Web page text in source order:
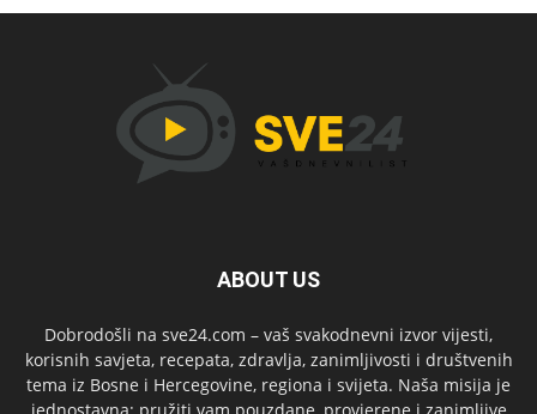
ABOUT US
Dobrodošli na sve24.com – vaš svakodnevni izvor vijesti,
korisnih savjeta, recepata, zdravlja, zanimljivosti i društvenih
tema iz Bosne i Hercegovine, regiona i svijeta. Naša misija je